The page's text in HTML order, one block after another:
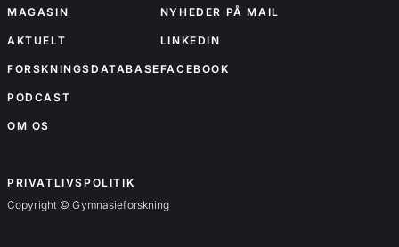
MAGASIN
AKTUELT
FORSKNINGSDATABASE
PODCAST
OM OS
NYHEDER PÅ MAIL
LINKEDIN
FACEBOOK
PRIVATLIVSPOLITIK
Forskningsartikler
Copyright © Gymnasieforskning